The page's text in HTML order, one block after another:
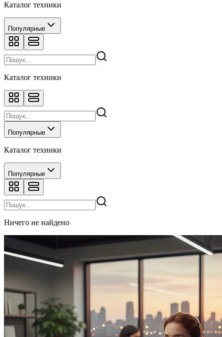
Каталог техники
Популярные
Каталог техники
Популярные
Каталог техники
Популярные
Ничего не найдено